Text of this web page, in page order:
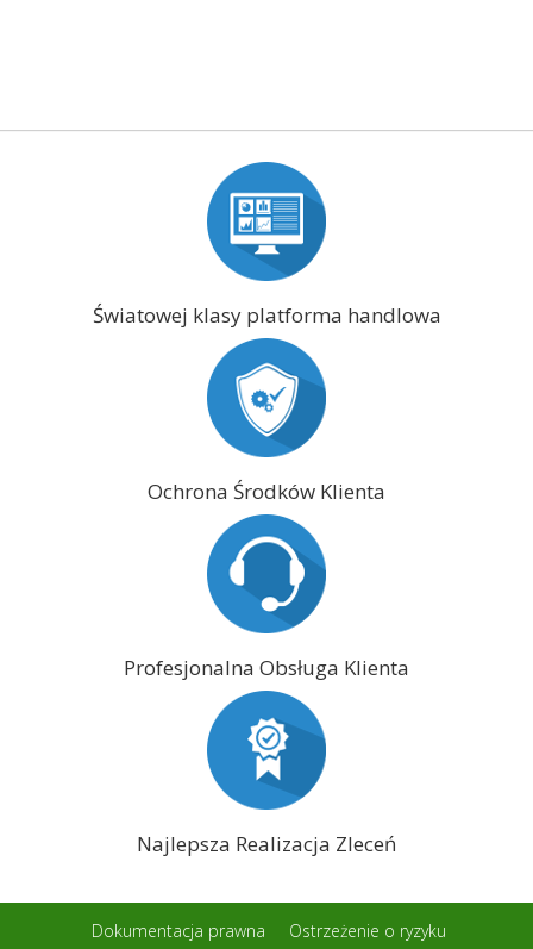
Światowej klasy platforma handlowa
Ochrona Środków Klienta
Profesjonalna Obsługa Klienta
Najlepsza Realizacja Zleceń
Dokumentacja prawna
Ostrzeżenie o ryzyku